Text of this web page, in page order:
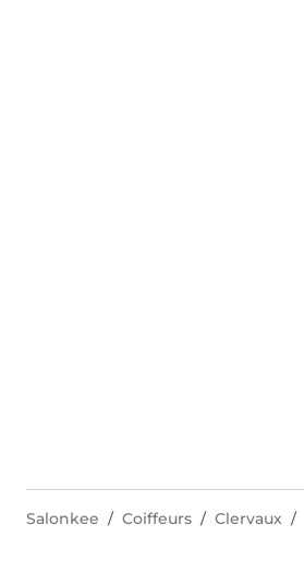
Salonkee Coiffeurs Clervaux